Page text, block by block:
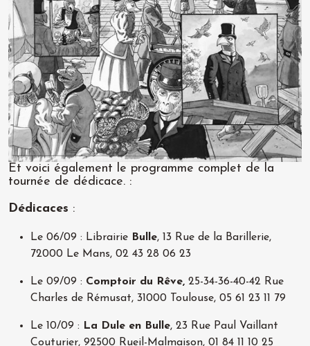
Et voici également le programme complet de la
tournée de dédicace. :
Dédicaces :
Le 06/09 : Librairie Bulle, 13 Rue de la Barillerie,
72000 Le Mans, 02 43 28 06 23
Le 09/09 : Comptoir du Rêve, 25-34-36-40-42 Rue
Charles de Rémusat, 31000 Toulouse, 05 61 23 11 79
Le 10/09 : La Dule en Bulle, 23 Rue Paul Vaillant
Couturier, 92500 Rueil-Malmaison, 01 84 11 10 25